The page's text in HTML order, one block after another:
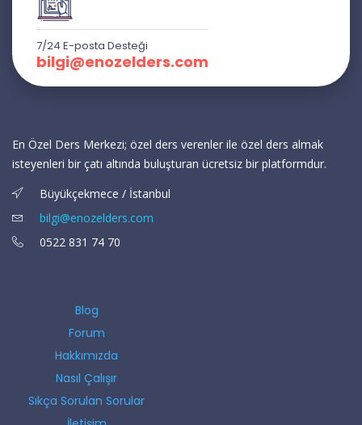
7/24 E-posta Desteği
bilgi@enozelders.com
En Özel Ders Merkezi; özel ders verenler ile özel ders almak
isteyenleri bir çatı altında buluşturan ücretsiz bir platformdur.
Büyükçekmece / İstanbul
bilgi@enozelders.com
0522 831 74 70
Blog
Forum
Hakkımızda
Nasıl Çalışır
Sıkça Sorulan Sorular